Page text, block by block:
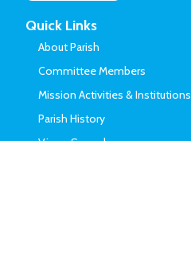
Quick Links
About Parish
Committee Members
Mission Activities & Institutions
Parish History
Vicars Served